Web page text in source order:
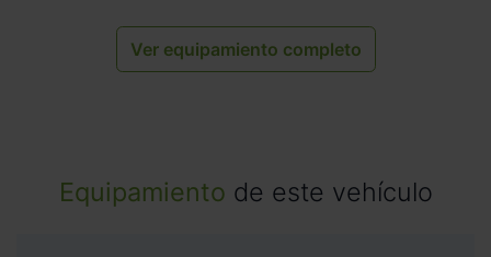
Ver equipamiento completo
Equipamiento de este vehículo